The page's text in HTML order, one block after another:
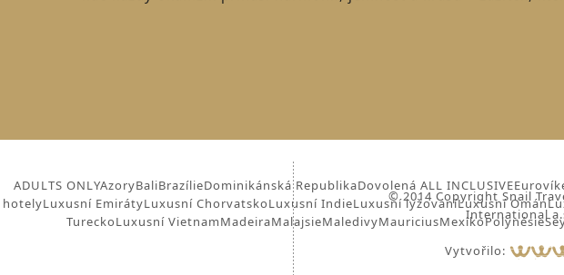
ADULTS ONLYAzoryBaliBrazílieDominikánská RepublikaDovolená ALL INCLUSIVE
hotelyLuxusní EmirátyLuxusní ChorvatskoLuxusní IndieLuxusní lyžováníLuxusní Omán
TureckoLuxusní VietnamMadeiraMalajsieMaledivyMauriciusMexikoPolynésie
© 2014 Copyright Snail
International
Vytvořilo: